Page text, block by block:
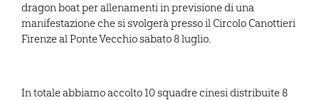
dragon boat per allenamenti in previsione di una
manifestazione che si svolgerà presso il Circolo Canottieri
Firenze al Ponte Vecchio sabato 8 luglio.
In totale abbiamo accolto 10 squadre cinesi distribuite 8